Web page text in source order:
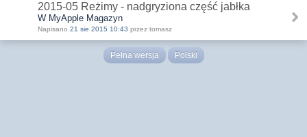
2015-05 Reżimy - nadgryziona część jabłka
W MyApple Magazyn
Napisano 21 sie 2015 10:43 przez tomasz
Pełna wersja Polski